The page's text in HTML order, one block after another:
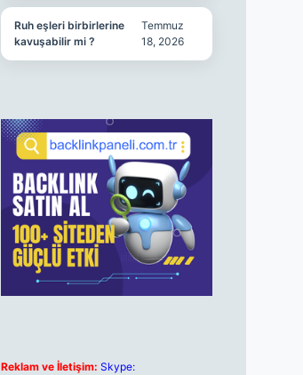
Ruh eşleri birbirlerine
kavuşabilir mi ?
Temmuz
18, 2026
Reklam ve İletişim: Skype: